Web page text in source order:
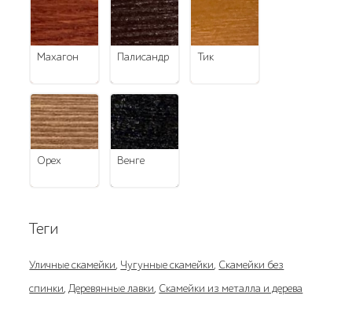
махагон палисандр тик
орех венге
Теги
Уличные скамейки, Чугунные скамейки, Скамейки без
спинки,Деревянные лавки, Скамейки из металла и дерева